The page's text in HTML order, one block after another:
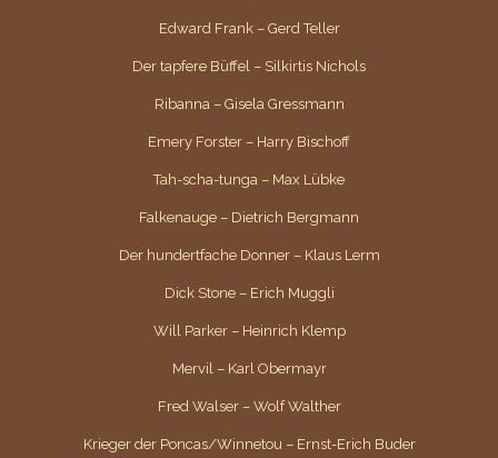
Edward Frank – Gerd Teller
Der tapfere Büffel – Silkirtis Nichols
Ribanna – Gisela Gressmann
Emery Forster – Harry Bischoff
Tah-scha-tunga – Max Lübke
Falkenauge – Dietrich Bergmann
Der hundertfache Donner – Klaus Lerm
Dick Stone – Erich Muggli
Will Parker – Heinrich Klemp
Mervil – Karl Obermayr
Fred Walser – Wolf Walther
Krieger der Poncas/Winnetou – Ernst-Erich Buder